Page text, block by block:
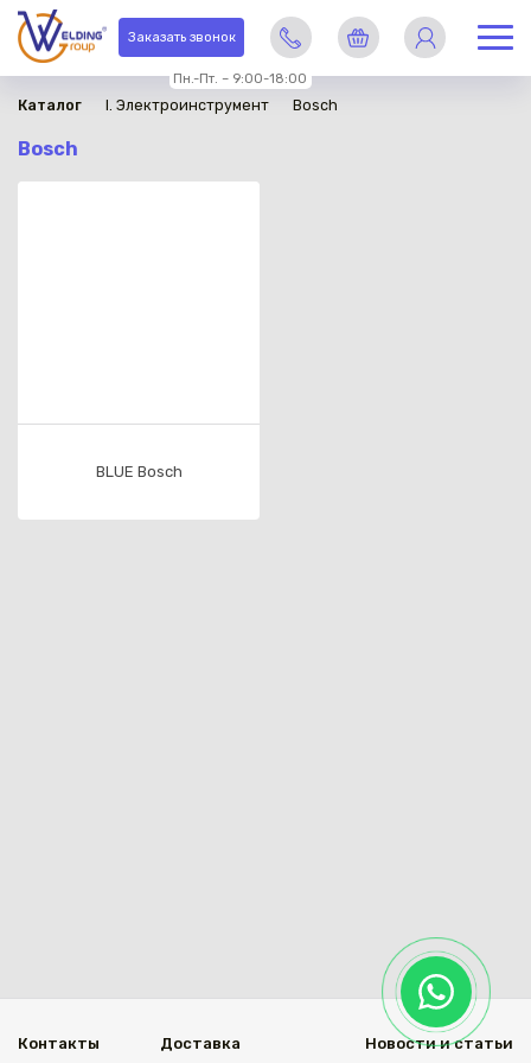
Заказать звонок
Пн.-Пт. – 9:00-18:00
Каталог I. Электроинструмент Bosch
Bosch
BLUE Bosch
Контакты Доставка Новости и статьи